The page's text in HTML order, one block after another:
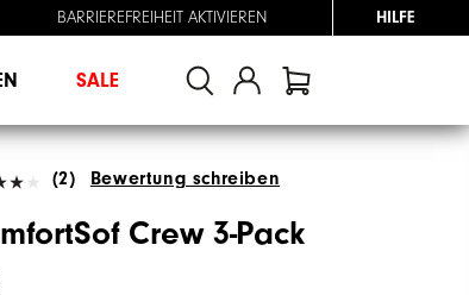
BARRIEREFREIHEIT AKTIVIEREN HILFE
SALE
(2) Bewertung schreiben
Crew 3-Pack